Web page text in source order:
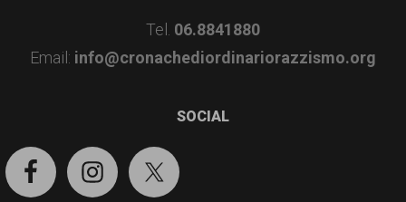
Tel. 06.8841880
Email: info@cronachediordinariorazzismo.org
SOCIAL